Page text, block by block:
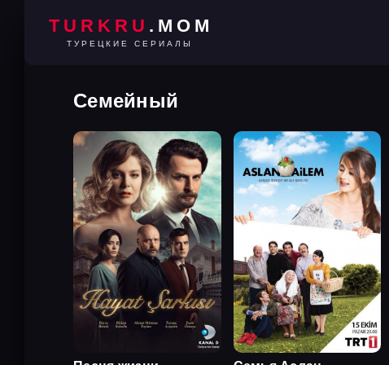
TURKRU .MOM
ТУРЕЦКИЕ СЕРИАЛЫ
Семейный